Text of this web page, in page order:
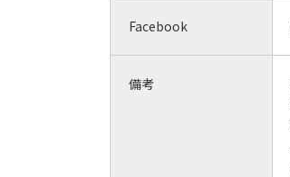
Facebook
備考